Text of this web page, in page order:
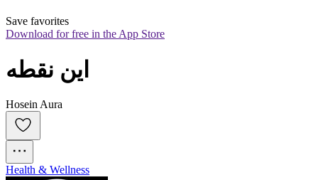
Save favorites
Download for free in the App Store
این نقطه
Hosein Aura
Health & Wellness